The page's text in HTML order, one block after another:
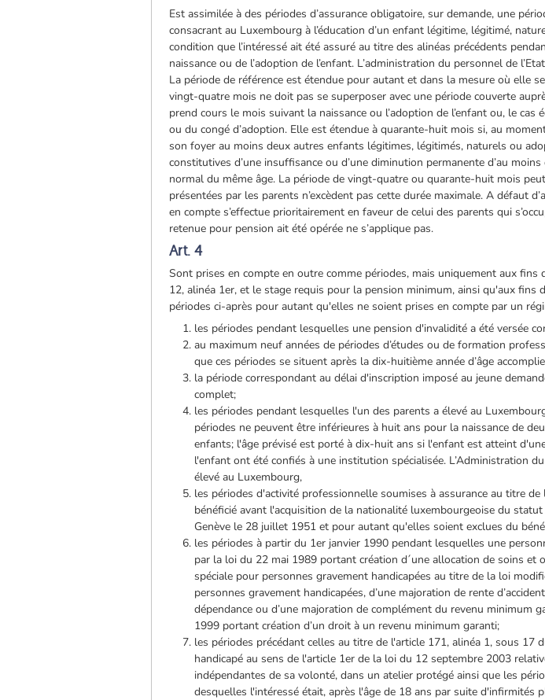
Est assimilée à des périodes d’assurance obligatoire, sur demande, une
consacrant au Luxembourg à l’éducation d’un enfant légitime, légitimé,
condition que l’intéressé ait été assuré au titre des alinéas précédents
naissance ou de l’adoption de l’enfant. L’administration du personnel de
La période de référence est étendue pour autant et dans la mesure où elle
vingt-quatre mois ne doit pas se superposer avec une période couverte
prend cours le mois suivant la naissance ou l’adoption de l’enfant ou, le
ou du congé d’adoption. Elle est étendue à quarante-huit mois si, au
son foyer au moins deux autres enfants légitimes, légitimés, naturels ou
constitutives d’une insuffisance ou d’une diminution permanente d’au
normal du même âge. La période de vingt-quatre ou quarante-huit mois
présentées par les parents n’excèdent pas cette durée maximale. A défaut
en compte s’effectue prioritairement en faveur de celui des parents qui
retenue pour pension ait été opérée ne s’applique pas.
Art. 4
Sont prises en compte en outre comme périodes, mais uniquement aux
12, alinéa 1er, et le stage requis pour la pension minimum, ainsi qu'aux
périodes ci-après pour autant qu'elles ne soient prises en compte par un
les périodes pendant lesquelles une pension d'invalidité a été versée
au maximum neuf années de périodes d’études ou de formation
que ces périodes se situent après la dix-huitième année d’âge accomplie
la période correspondant au délai d'inscription imposé au jeune
complet;
les périodes pendant lesquelles l'un des parents a élevé au
périodes ne peuvent être inférieures à huit ans pour la naissance de
enfants; l'âge prévisé est porté à dix-huit ans si l'enfant est atteint
l'enfant ont été confiés à une institution spécialisée. L’Administration
élevé au Luxembourg,
les périodes d'activité professionnelle soumises à assurance au titre
bénéficié avant l'acquisition de la nationalité luxembourgeoise du
Genève le 28 juillet 1951 et pour autant qu'elles soient exclues du
les périodes à partir du 1er janvier 1990 pendant lesquelles une
par la loi du 22 mai 1989 portant création d´une allocation de soins et
spéciale pour personnes gravement handicapées au titre de la loi
personnes gravement handicapées, d’une majoration de rente
dépendance ou d’une majoration de complément du revenu
1999 portant création d’un droit à un revenu minimum garanti;
les périodes précédant celles au titre de l'article 171, alinéa 1, sous
handicapé au sens de l'article 1er de la loi du 12 septembre 2003
indépendantes de sa volonté, dans un atelier protégé ainsi que les
desquelles l'intéressé était, après l'âge de 18 ans par suite d'infirmités